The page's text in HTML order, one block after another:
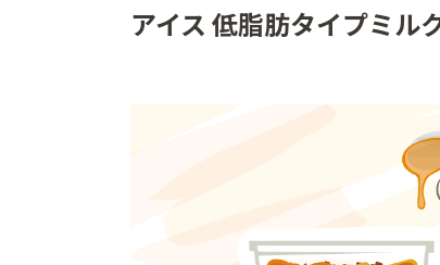
アイス 低脂肪タイプミル